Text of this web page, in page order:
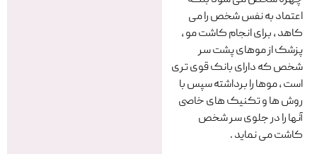
اعتماد به نفس شخص را می
کاهد ، برای انجام کاشت مو ،
پزشک از موهای پشت سر
شخص که دارای بانک قوی تری
است ، موها را برداشته سپس با
روش ها و تکنیک های خاصی
آنها را در جلوی سر شخص
کاشت می نماید .